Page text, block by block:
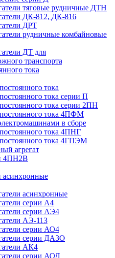
тяговые рудничные ДТН
ДК-812, ДК-816
ДРТ
рудничные комбайновые
ДТ для
транспорта
тока
тока
тока серии П
тока серии 2ПН
тока 4ПФМ
в сборе
тока 4ПНГ
тока 4ГПЭМ
агрегат
4ПН2В
асинхронные
асинхронные
серии А4
серии АЭ4
АЭ-113
серии АО4
серии ДАЗО
АК4
серии АОД